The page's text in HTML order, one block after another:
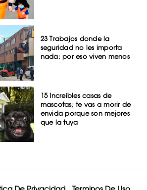
23 Trabajos donde la
seguridad no les importa
nada; por eso viven menos
15 Increíbles casas de
mascotas; te vas a morir de
envida porque son mejores
que la tuya